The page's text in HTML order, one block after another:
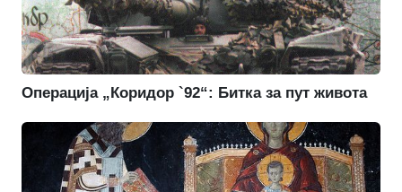
Операција „Коридор `92“: Битка за пут живота